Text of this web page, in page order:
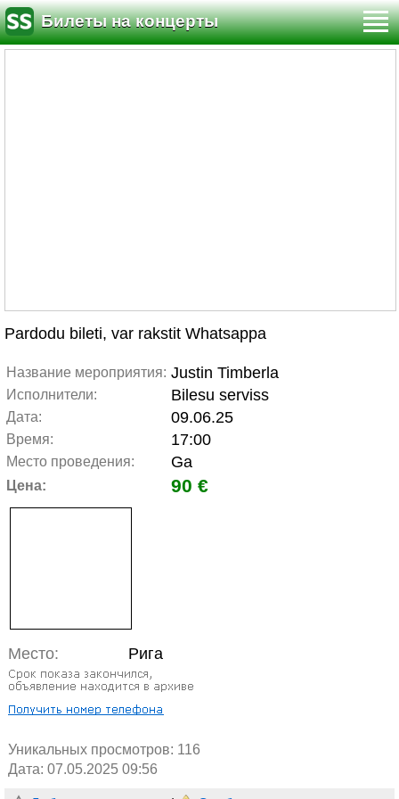
Билеты на концерты
Pardodu bileti, var rakstit Whatsappa
Название мероприятия: Justin Timberla
Исполнители: Bilesu serviss
Дата: 09.06.25
Время: 17:00
Место проведения: Ga
Цена: 90 €
Место: Рига
Уникальных просмотров: 116
Дата: 07.05.2025 09:56